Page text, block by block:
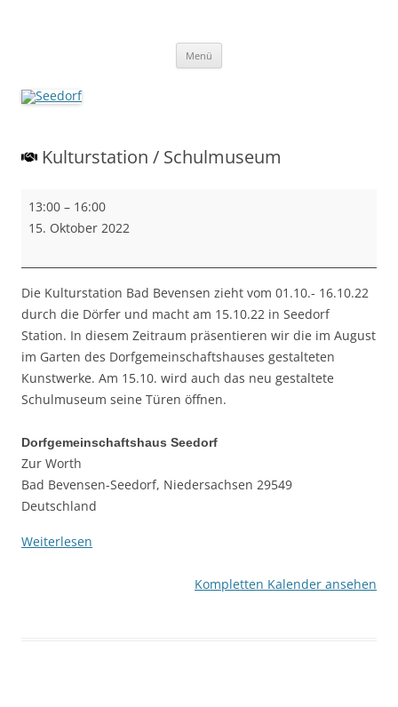
Menü
Kulturstation / Schulmuseum
Kulturstation
13:00 – 16:00
15. Oktober 2022
Die Kulturstation Bad Bevensen zieht vom 01.10.- 16.10.22
durch die Dörfer und macht am 15.10.22 in Seedorf
Station. In diesem Zeitraum präsentieren wir die im August
im Garten des Dorfgemeinschaftshauses gestalteten
Kunstwerke. Am 15.10. wird auch das neu gestaltete
Schulmuseum seine Türen öffnen.
Dorfgemeinschaftshaus Seedorf
Zur Worth
Bad Bevensen-Seedorf, Niedersachsen 29549
Deutschland
Weiterlesen
Kompletten Kalender ansehen